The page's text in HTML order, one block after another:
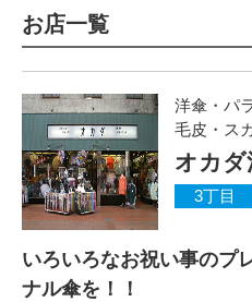
お店一覧
洋傘・パ
毛皮・ス
オカダ
3丁目
いろいろなお祝い事のプ
ナル傘を！！